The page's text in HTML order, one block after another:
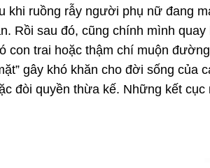
ruồng rẫy người phụ nữ đang
Rồi sau đó, cũng chính mình
con trai hoặc thậm chí muộn
gây khó khăn cho đời sống của
đòi quyền thừa kế. Những kết